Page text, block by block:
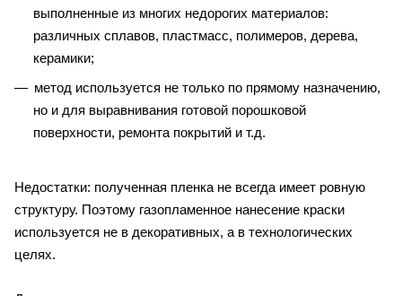
выполненные из многих недорогих материалов:
различных сплавов, пластмасс, полимеров, дерева,
керамики;
метод используется не только по прямому назначению,
но и для выравнивания готовой порошковой
поверхности, ремонта покрытий и т.д.
Недостатки: полученная пленка не всегда имеет ровную
структуру. Поэтому газопламенное нанесение краски
используется не в декоративных, а в технологических
целях.